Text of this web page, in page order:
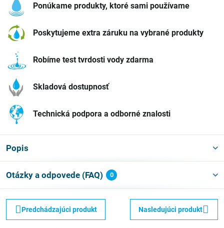
Ponúkame produkty, ktoré sami používame
Poskytujeme extra záruku na vybrané produkty
Robíme test tvrdosti vody zdarma
Skladová dostupnosť
Technická podpora a odborné znalosti
Popis
Otázky a odpovede (FAQ) 0
Predchádzajúci produkt Nasledujúci produkt